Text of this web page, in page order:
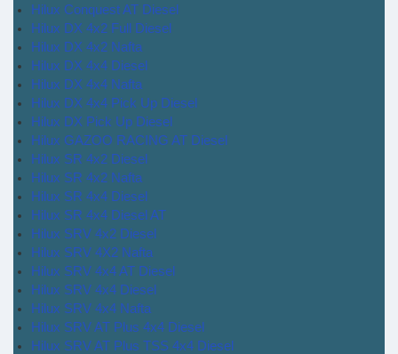
Hilux Conquest AT Diesel
Hilux DX 4x2 Full Diesel
Hilux DX 4x2 Nafta
Hilux DX 4x4 Diesel
Hilux DX 4x4 Nafta
Hilux DX 4x4 Pick Up Diesel
Hilux DX Pick Up Diesel
Hilux GAZOO RACING AT Diesel
Hilux SR 4x2 Diesel
Hilux SR 4x2 Nafta
Hilux SR 4x4 Diesel
Hilux SR 4x4 Diesel AT
Hilux SRV 4x2 Diesel
Hilux SRV 4X2 Nafta
Hilux SRV 4x4 AT Diesel
Hilux SRV 4x4 Diesel
Hilux SRV 4x4 Nafta
Hilux SRV AT Plus 4x4 Diesel
Hilux SRV AT Plus TSS 4x4 Diesel